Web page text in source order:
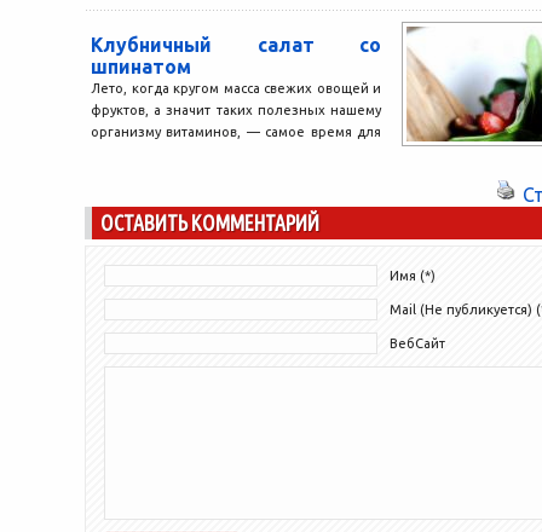
Клубничный салат со
шпинатом
Лето, когда кругом масса свежих овощей и
фруктов, а значит таких полезных нашему
организму витаминов, — самое время для
ОСТАВИТЬ КОММЕНТАРИЙ
Имя (*)
Mail (Не публикуется)
ВебСайт